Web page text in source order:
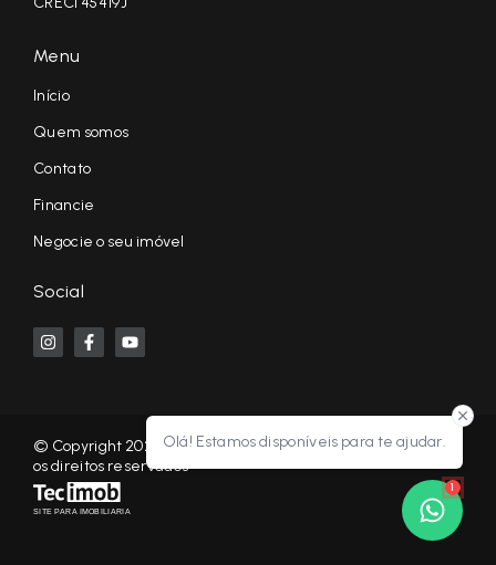
Olá! Estamos disponíveis para te ajudar.
1
Menu
Início
Quem somos
Contato
Financie
Negocie o seu imóvel
Social
© Copyright 2026 - KF NEGÓCIOS IMOBILIÁRIOS RP - Todos
os direitos reservados
SITE PARA IMOBILIARIA